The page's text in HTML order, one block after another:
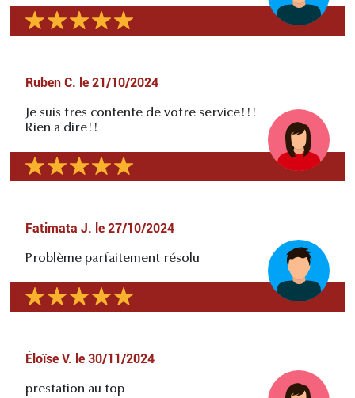
Ruben C. le 21/10/2024
Je suis tres contente de votre service!!!
Rien a dire!!
Fatimata J. le 27/10/2024
Problème parfaitement résolu
Éloïse V. le 30/11/2024
prestation au top